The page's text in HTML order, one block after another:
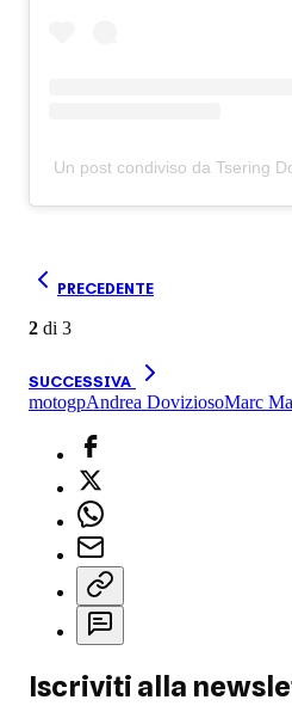
Un post condiviso da Tsering
PRECEDENTE
2 di 3
SUCCESSIVA
motogpAndrea DoviziosoMarc
Iscriviti alla